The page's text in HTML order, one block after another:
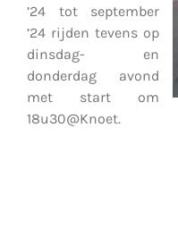
’24 tot september
’24 rijden tevens op
dinsdag- en
donderdag avond
met start om
18u30@Knoet.